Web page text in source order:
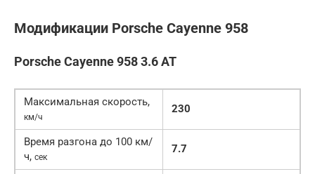
Модификации Porsche Cayenne 958
Porsche Cayenne 958 3.6 AT
Максимальная скорость,
км/ч
230
Время разгона до 100 км/
ч, сек
7.7